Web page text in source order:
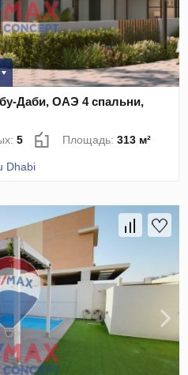
Даби, ОАЭ 4 спальни,
5 Площадь:313 м²
Dhabi